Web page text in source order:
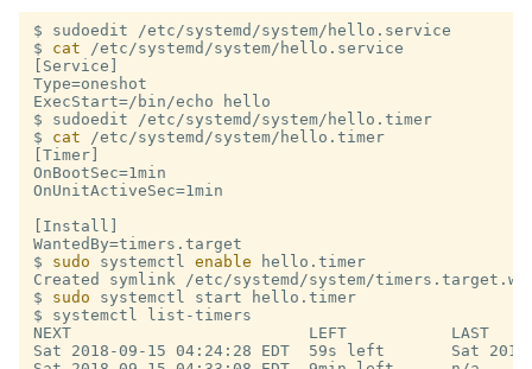
$
$
cat
[Service]
Type=oneshot
$
$
cat
[Timer]
OnBootSec=1min
OnUnitActiveSec=1min
[Install]
$
sudo systemctl enable
$
sudo
$
NEXT                         LEFT           LAST
Sat 2018-09-15 04:24:28 EDT  59s left       Sat